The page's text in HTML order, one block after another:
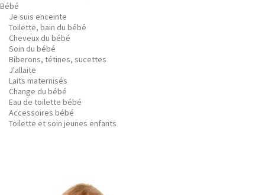
Bébé
Je suis enceinte
Toilette, bain du bébé
Cheveux du bébé
Soin du bébé
Biberons, tétines, sucettes
J'allaite
Laits maternisés
Change du bébé
Eau de toilette bébé
Accessoires bébé
Toilette et soin jeunes enfants